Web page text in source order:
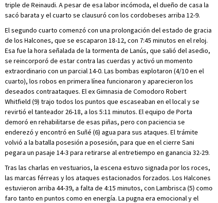
triple de Reinaudi. A pesar de esa labor incómoda, el dueño de casa la
sacó barata y el cuarto se clausuró con los cordobeses arriba 12-9.
El segundo cuarto comenzó con una prolongación del estado de gracia
de los Halcones, que se escaparon 18-12, con 7:45 minutos en el reloj.
Esa fue la hora señalada de la tormenta de Lanús, que salió del asedio,
se reincorporó de estar contra las cuerdas y activó un momento
extraordinario con un parcial 14-0. Las bombas explotaron (4/10 en el
cuarto), los robos en primera línea funcionaron y aparecieron los
deseados contraataques. El ex Gimnasia de Comodoro Robert
Whitfield (9) trajo todos los puntos que escaseaban en el local y se
revirtió el tanteador 26-18, a los 5:11 minutos. El equipo de Porta
demoró en rehabilitarse de esas piñas, pero con paciencia se
enderezó y encontró en Suñé (6) agua para sus ataques. El trámite
volvió a la batalla posesión a posesión, para que en el cierre Sani
pegara un pasaje 14-3 para retirarse al entretiempo en ganancia 32-29.
Tras las charlas en vestuarios, la escena estuvo signada por los roces,
las marcas férreas y los ataques estacionados forzados. Los Halcones
estuvieron arriba 44-39, a falta de 4:15 minutos, con Lambrisca (5) como
faro tanto en puntos como en energía. La pugna era emocional y el